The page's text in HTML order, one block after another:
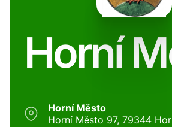
Horní
Horní Město
Horní Město 97, 79344